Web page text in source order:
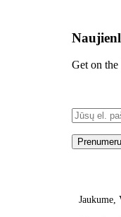
Get on
Jaukume,